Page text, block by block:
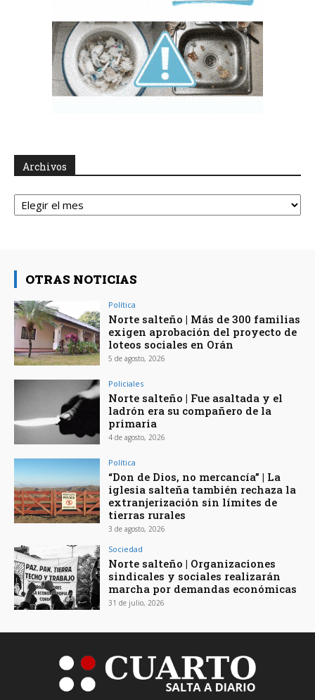
Archivos
Archivos
OTRAS NOTICIAS
Política
Norte salteño | Más de 300 familias
exigen aprobación del proyecto de
loteos sociales en Orán
5 de agosto, 2026
Policiales
Norte salteño | Fue asaltada y el
ladrón era su compañero de la
primaria
4 de agosto, 2026
Política
“Don de Dios, no mercancía” | La
iglesia salteña también rechaza la
extranjerización sin límites de
tierras rurales
3 de agosto, 2026
Sociedad
Norte salteño | Organizaciones
sindicales y sociales realizarán
marcha por demandas económicas
31 de julio, 2026